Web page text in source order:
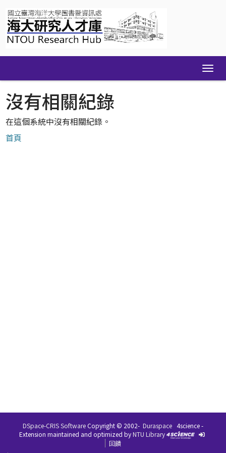
navigation
沒有相關紀錄
在這個系統中沒有相關紀錄。
首頁
DSpace-CRIS SoftwareCopyright © 2002- Duraspace 4science -
Extension maintained and optimized byNTU Library
回饋